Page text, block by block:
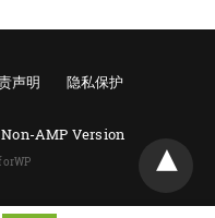
声明 隐私保护
AMP Version